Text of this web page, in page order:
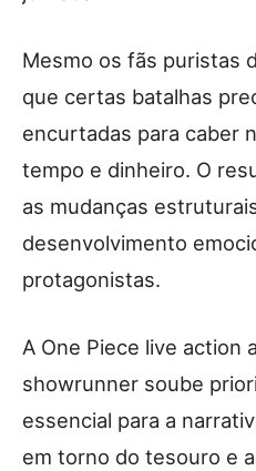
Mesmo os fãs puristas
que certas batalhas
encurtadas para caber
tempo e dinheiro. O
as mudanças
desenvolvimento
protagonistas.
A One Piece live action
showrunner soube
essencial para a
em torno do tesouro e